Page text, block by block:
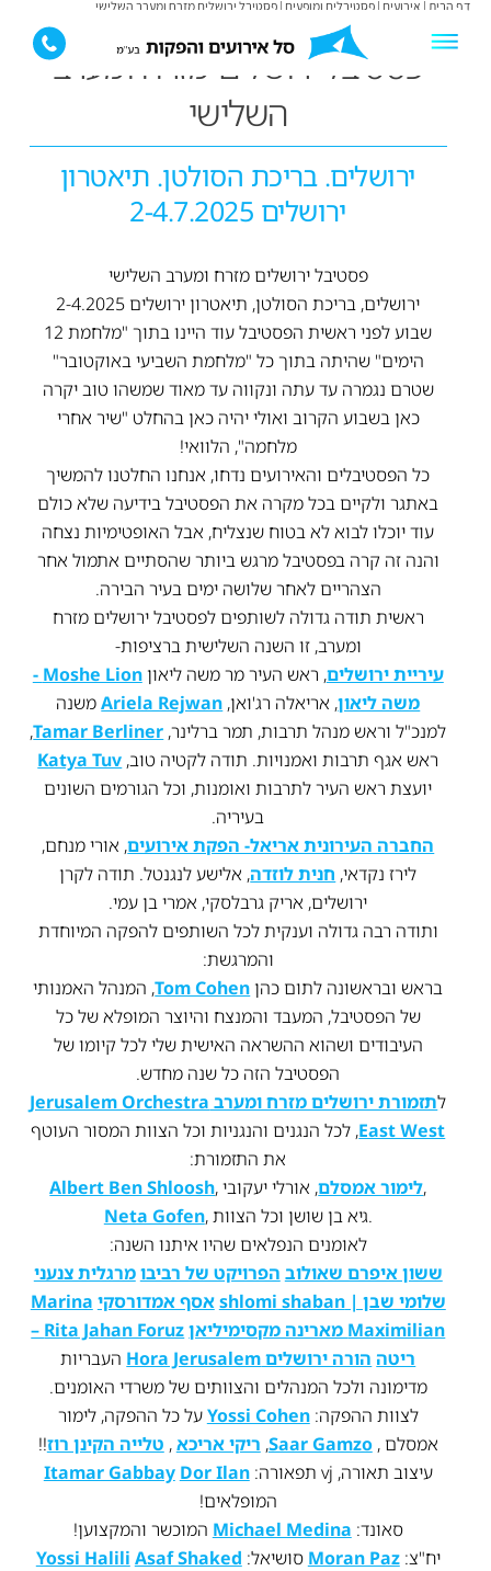
דף הבית | אירועים | פסטיבלים ומופעים | פסטיבל ירושלים מזרח ומערב השלישי
פסטיבל ירושלים מזרח ומערב
השלישי
ירושלים. בריכת הסולטן. תיאטרון
ירושלים 2-4.7.2025
פסטיבל ירושלים מזרח ומערב השלישי
ירושלים, בריכת הסולטן, תיאטרון ירושלים 2-4.2025
שבוע לפני ראשית הפסטיבל עוד היינו בתוך "מלחמת 12
הימים" שהיתה בתוך כל "מלחמת השביעי באוקטובר"
שטרם נגמרה עד עתה ונקווה עד מאוד שמשהו טוב יקרה
כאן בשבוע הקרוב ואולי יהיה כאן בהחלט "שיר אחרי
מלחמה", הלוואי!
כל הפסטיבלים והאירועים נדחו, אנחנו החלטנו להמשיך
באתגר ולקיים בכל מקרה את הפסטיבל בידיעה שלא כולם
עוד יוכלו לבוא לא בטוח שנצליח, אבל האופטימיות נצחה
והנה זה קרה בפסטיבל מרגש ביותר שהסתיים אתמול אחר
הצהריים לאחר שלושה ימים בעיר הבירה.
ראשית תודה גדולה לשותפים לפסטיבל ירושלים מזרח
ומערב, זו השנה השלישית ברציפות-
עיריית ירושלים, ראש העיר מר משה ליאון
Moshe Lion -
משה ליאון, אריאלה רג'ואן, Ariela Rejwanמשנה
למנכ"ל וראש מנהל תרבות, תמר ברלינר, Tamar Berliner
,
ראש אגף תרבות ואמנויות. תודה לקטיה טוב, Katya Tuv
יועצת ראש העיר לתרבות ואומנות, וכל הגורמים השונים
בעיריה.
החברה העירונית אריאל- הפקת אירועים, אורי מנחם,
לירז נקדאי, חנית לוזדה, אלישע לנגנטל. תודה לקרן
ירושלים, אריק גרבלסקי, אמרי בן עמי.
ותודה רבה גדולה וענקית לכל השותפים להפקה המיוחדת
והמרגשת:
בראש ובראשונה לתום כהןTom Cohen, המנהל האמנותי
של הפסטיבל, המעבד והמנצח והיוצר המופלא של כל
העיבודים ושהוא ההשראה האישית שלי לכל קיומו של
הפסטיבל הזה כל שנה מחדש.
ל
תזמורת ירושלים מזרח ומערב Jerusalem Orchestra
East West, לכל הנגנים והנגניות וכל הצוות המסור העוטף
את התזמורת:
Albert Ben Shloosh, לימור אמסלם, אורלי יעקובי,
Neta Gofen
, גיא בן שושן וכל הצוות.
לאומנים הנפלאים שהיו איתנו השנה:
ששון איפרם שאולוב הפרויקט של רביבומרגלית צנעני
שלומי שבן | shlomi shaban
אסף אמדורסקי Marina
Maximilian מארינה מקסימיליאן
Rita Jahan Foruz –
ריטה הורה ירושלים Hora Jerusalem
העבריות
מדימונה ולכל המנהלים והצוותים של משרדי האומנים.
לצוות ההפקה:Yossi Cohenעל כל ההפקה, לימור
אמסלם ,Saar Gamzo
, ריקי אריכא, טלייה הקינן רוז!!
עיצוב תאורה, vj תפאורה:
Itamar Gabbay Dor Ilan
המופלאים!
סאונד: Michael Medina המוכשר והמקצוען!
יח"צ:Moran Paz סושיאל: Yossi Halili Asaf Shaked